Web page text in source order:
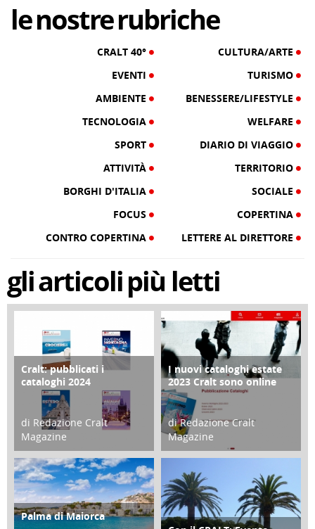
lenostrerubriche
CRALT 40°
CULTURA/ARTE
EVENTI
TURISMO
AMBIENTE
BENESSERE/LIFESTYLE
TECNOLOGIA
WELFARE
SPORT
DIARIO DI VIAGGIO
ATTIVITÀ
TERRITORIO
BORGHI D'ITALIA
SOCIALE
FOCUS
COPERTINA
CONTRO COPERTINA
LETTERE AL DIRETTORE
gliarticolipiù letti
COPERTINA
Cralt: pubblicati i
cataloghi 2024
di Redazione Cralt
Magazine
21 Novembre 2023
CONTRO COPERTINA
I nuovi cataloghi estate
2023 Cralt sono online
di Redazione Cralt
Magazine
07 Marzo 2023
ATTIVITÀ
Palma di Maiorca